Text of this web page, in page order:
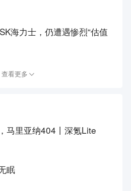
海力士，仍遭遇惨烈“估值
查看更多
马里亚纳404丨深氪Lite
眠